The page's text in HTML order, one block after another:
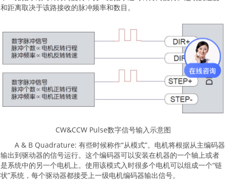
和距离取决于该路接收的脉冲频率和数目。
CW&CCW Pulse数字信号输入示意图
A & B Quadrature: 有些时候称作“从模式”。电机将根据从主编码器
输出到驱动器的信号运行。这个编码器可以安装在机器的一个轴上或者
是系统中的另一个电机上。使用该模式入时很多个电机可以组成一个“链
状”系统，每个驱动器都接受上一级电机编码器输出信号。